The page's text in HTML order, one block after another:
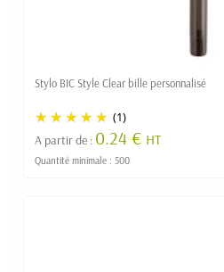
Stylo BIC Style Clear bille personnalisé
(1)
A partir de : 0.24 € HT
Quantité minimale : 500